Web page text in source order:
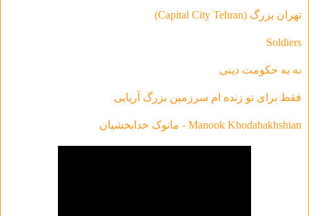
تهران بزرگ (Capital City Tehran)
Soldiers
نه به حکومت دینی
فقط براى تو زنده ام سرزمين بزرگ آريايى
Manook Khodabakhshian - مانوک خدابخشیان